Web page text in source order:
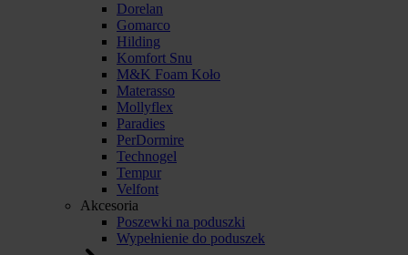
Dorelan
Gomarco
Hilding
Komfort Snu
M&K Foam Koło
Materasso
Mollyflex
Paradies
PerDormire
Technogel
Tempur
Velfont
Akcesoria
Poszewki na poduszki
Wypełnienie do poduszek